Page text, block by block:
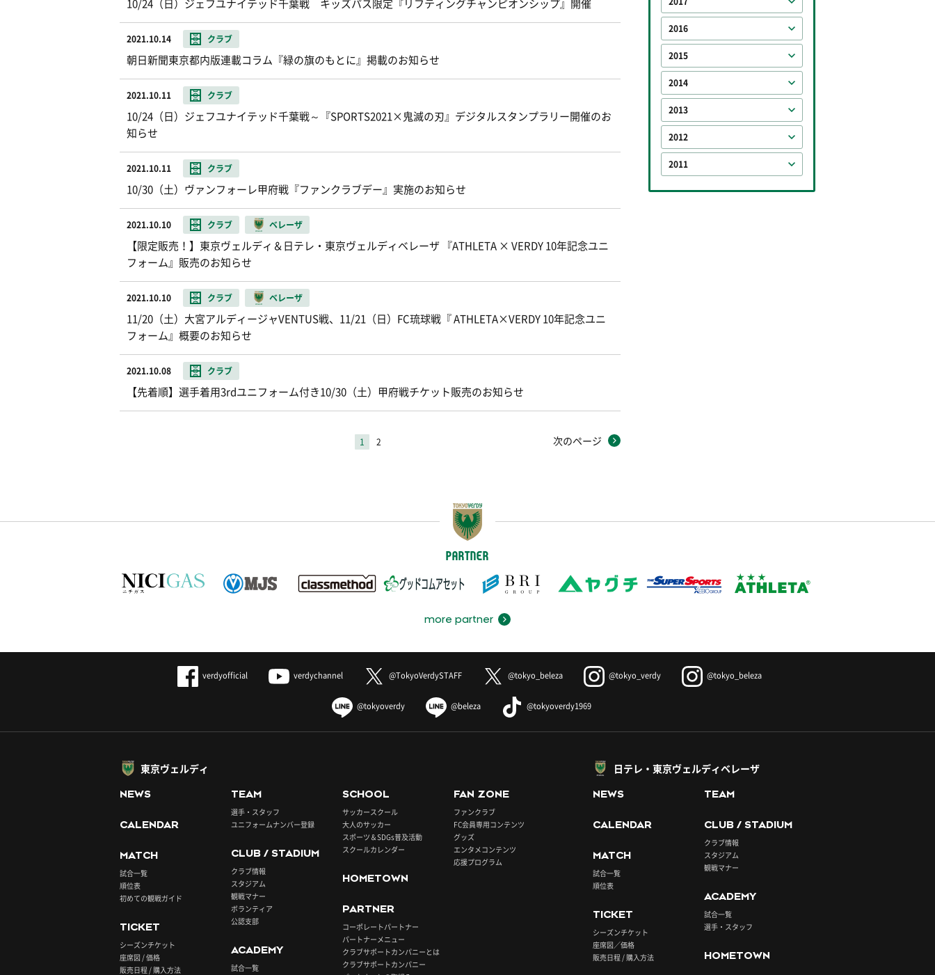
10/24（日）ジェフユナイテッド千葉戦 キッズパス限定『リフティングチャンピオンシップ』開催
2021.10.14 クラブ
朝日新聞東京都内版連載コラム『緑の旗のもとに』掲載のお知らせ
2021.10.11 クラブ
10/24（日）ジェフユナイテッド千葉戦～『SPORTS2021×鬼滅の刃』デジタルスタンプラリー開催のお
知らせ
2021.10.11 クラブ
10/30（土）ヴァンフォーレ甲府戦『ファンクラブデー』実施のお知らせ
2021.10.10 クラブ ベレーザ
【限定販売！】東京ヴェルディ＆日テレ・東京ヴェルディベレーザ 『ATHLETA × VERDY 10年記念ユニ
フォーム』販売のお知らせ
2021.10.10 クラブ ベレーザ
11/20（土）大宮アルディージャVENTUS戦、11/21（日）FC琉球戦『 ATHLETA×VERDY 10年記念ユニ
フォーム』概要のお知らせ
2021.10.08 クラブ
【先着順】選手着用3rdユニフォーム付き10/30（土）甲府戦チケット販売のお知らせ
1 2 次のページ
2016
2015
2014
2013
2012
2011
PARTNER
more partner
verdyofficial verdychannel @TokyoVerdySTAFF @tokyo_beleza @tokyo_verdy @tokyo_beleza
@tokyoverdy @beleza @tokyoverdy1969
東京ヴェルディ
NEWS
CALENDAR
MATCH
試合一覧
順位表
初めての観戦ガイド
TICKET
シーズンチケット
座席図 / 価格
販売日程 / 購入方法
TEAM
選手・スタッフ
ユニフォームナンバー登録
CLUB / STADIUM
クラブ情報
スタジアム
観戦マナー
ボランティア
公認支部
ACADEMY
試合一覧
SCHOOL
サッカースクール
大人のサッカー
スポーツ＆SDGs普及活動
スクールカレンダー
HOMETOWN
PARTNER
コーポレートパートナー
パートナーメニュー
クラブサポートカンパニーとは
クラブサポートカンパニー
FAN ZONE
ファンクラブ
FC会員専用コンテンツ
グッズ
エンタメコンテンツ
応援プログラム
日テレ・東京ヴェルディベレーザ
NEWS
CALENDAR
MATCH
試合一覧
順位表
TICKET
シーズンチケット
座席図／価格
販売日程 / 購入方法
TEAM
CLUB / STADIUM
クラブ情報
スタジアム
観戦マナー
ACADEMY
試合一覧
選手・スタッフ
HOMETOWN